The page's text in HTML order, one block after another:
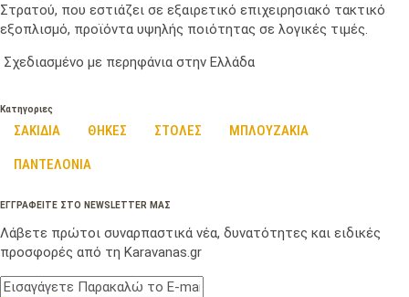
Στρατού, που εστιάζει σε εξαιρετικό επιχειρησιακό τακτικό
εξοπλισμό, προϊόντα υψηλής ποιότητας σε λογικές τιμές.
Σχεδιασμένο με περηφάνια στην Ελλάδα
Κατηγοριες
ΣΑΚΙΔΙΑ ΘΗΚΕΣ ΣΤΟΛΕΣ ΜΠΛΟΥΖΑΚΙΑ
ΠΑΝΤΕΛΟΝΙΑ
ΕΓΓΡΑΦΕΙΤΕ ΣΤΟ NEWSLETTER ΜΑΣ
Λάβετε πρώτοι συναρπαστικά νέα, δυνατότητες και ειδικές
προσφορές από τη Karavanas.gr